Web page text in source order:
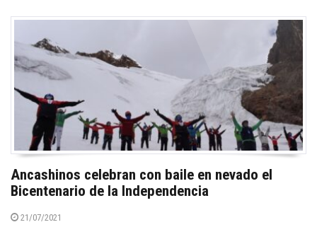
Ancashinos celebran con baile en nevado el
Bicentenario de la Independencia
21/07/2021